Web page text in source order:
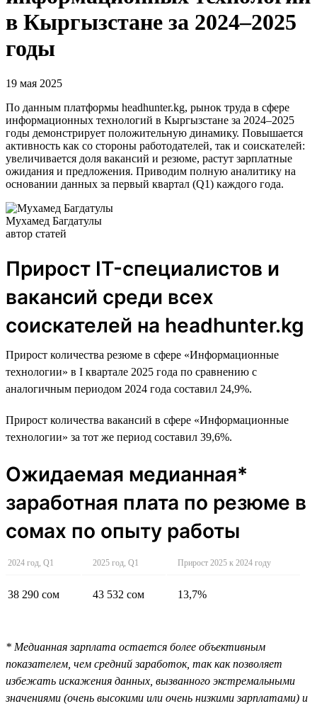
в Кыргызстане за 2024–2025
годы
19 мая 2025
По данным платформы headhunter.kg, рынок труда в сфере
информационных технологий в Кыргызстане за 2024–2025
годы демонстрирует положительную динамику. Повышается
активность как со стороны работодателей, так и соискателей:
увеличивается доля вакансий и резюме, растут зарплатные
ожидания и предложения. Приводим полную аналитику на
основании данных за первый квартал (Q1) каждого года.
Мухамед Багдатулы
автор статей
Прирост IT-специалистов и
вакансий среди всех
соискателей на headhunter.kg
Прирост количества резюме в сфере «Информационные
технологии» в I квартале 2025 года по сравнению с
аналогичным периодом 2024 года составил 24,9%.
Прирост количества вакансий в сфере «Информационные
технологии» за тот же период составил 39,6%.
Ожидаемая медианная*
заработная плата по резюме в
сомах по опыту работы
2024 год, Q1 2025 год, Q1 Прирост 2025 к 2024 году
38 290 сом 43 532 сом 13,7%
* Медианная зарплата остается более объективным
показателем, чем средний заработок, так как позволяет
избежать искажения данных, вызванного экстремальными
значениями (очень высокими или очень низкими зарплатами) и